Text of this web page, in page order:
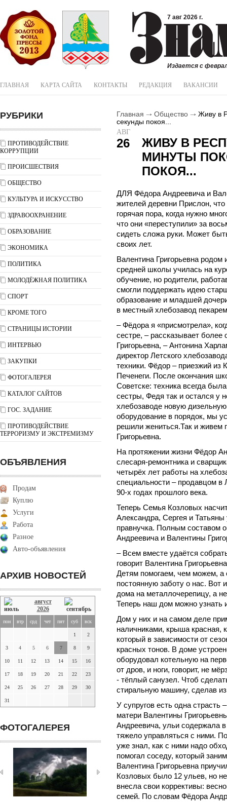
7 авг 2026 г.
Издается с
ГЛАВНАЯ КАРТА САЙТА КОНТАКТЫ РЕДАКЦИЯ ВАКАНСИИ
РУБРИКИ
ПРОТИВОДЕЙСТВИЕ
КОРРУПЦИИ
ПРОИСШЕСТВИЯ
ОБЩЕСТВО
КУЛЬТУРА И ИСКУССТВО
ЗДРАВООХРАНЕНИЕ
ОБРАЗОВАНИЕ
ЭКОНОМИКА
ПОЛИТИКА
МОЛОДЁЖНАЯ ПОЛИТИКА
СПОРТ
КРОМЕ ТОГО
СТРАНИЦЫ ИСТОРИИ
ИНТЕРВЬЮ
ЗАКУПКИ
ФОТОГАЛЕРЕЯ
КАТАЛОГ САЙТОВ
ГОС. ЗАДАНИЕ
ПРОТИВОДЕЙСТВИЕ
ТЕРРОРИЗМУ И ЭКСТРЕМИЗМУ
ОБЪЯВЛЕНИЯ
Продам
Куплю
Услуги
Работа
Разное
Авто-объявления
АРХИВ НОВОСТЕЙ
август
2026
пон втр срд чет пят суб вск
1 2
3 4 5 6 7 8 9
10 11 12 13 14 15 16
17 18 19 20 21 22 23
24 25 26 27 28 29 30
31
ФОТОГАЛЕРЕЯ
Главная Общество
Живу в
секунды покоя...
АВГ
26
ЖИВУ В
МИНУТЫ
ПОКОЯ...
ДЛЯ Фёдора Андреевича и
жителей деревни Прислон,
горячая пора, когда нужно
что они «переступили» за
сидеть сложа руки. Может
своих лет.
Валентина Григорьевна
средней школы училась на
обучение, но родители,
смогли поддержать идею
образование и младшей
в местный хлебозавод
– Фёдора я «присмотрела»,
сестре, – рассказывает более
Григорьевна, – Антонина
директор Летского
техники. Фёдор – приезжий из
Печенеги. После окончания
Советске: техника всегда
сестры, Федя так и остался у
хлебозаводе новую
оборудование в порядок, мы
решили жениться.Так и живем
Григорьевна.
На протяжении жизни Фёдор
слесаря-ремонтника и
четырёх лет работы на
специальности – продавцом
90-х годах прошлого века.
Теперь Семья Козловых
Александра, Сергея и
правнучка. Полным составом
Андреевича и Валентины
– Всем вместе удаётся
говорит Валентина
Детям помогаем, чем можем, а
постоянную заботу о нас. Вот
дома на металлочерепицу, а
Теперь наш дом можно узнать
Дом у них и на самом деле
наличниками, крыша красная,
который в зависимости от
красных тонов. В доме
оборудовал котельную на
от дров, и ноги, говорит, не
- тёплый санузел. Чтоб
стиральную машину, сделав
У супругов есть одна
матери Валентины
Андреевича, ульи содержала
тяжело управляться с ними.
уже знал, как с ними надо
помогал соседу, который
Валентина Григорьевна
Козловых было 12 ульев, но
внесла свои коррективы:
семей. По словам Фёдора